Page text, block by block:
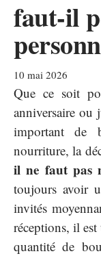
faut-il
10 mai 2026
Que ce soit
anniversaire ou
important de
nourriture, la
il ne faut pas
toujours avoir
invités
réceptions, il
quantité de